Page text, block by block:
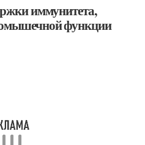
иммунитета,
функции